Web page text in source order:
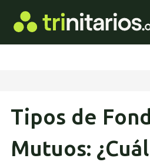
Tipos de
Mutuos: